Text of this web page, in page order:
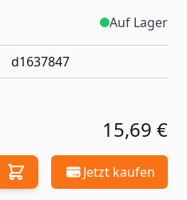
Auf Lager
d1637847
15,69 €
Jetzt kaufen